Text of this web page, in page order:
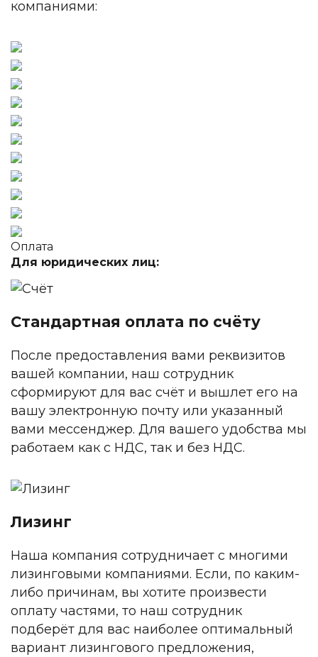
компаниями:
Оплата
Для юридических лиц:
Стандартная оплата по счёту
После предоставления вами реквизитов
вашей компании, наш сотрудник
сформируют для вас счёт и вышлет его на
вашу электронную почту или указанный
вами мессенджер. Для вашего удобства мы
работаем как с НДС, так и без НДС.
Лизинг
Наша компания сотрудничает с многими
лизинговыми компаниями. Если, по каким-
либо причинам, вы хотите произвести
оплату частями, то наш сотрудник
подберёт для вас наиболее оптимальный
вариант лизингового предложения,